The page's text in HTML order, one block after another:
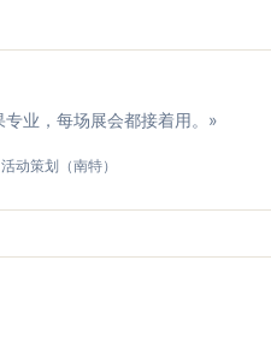
专业，每场展会都接着用。»
动策划（南特）